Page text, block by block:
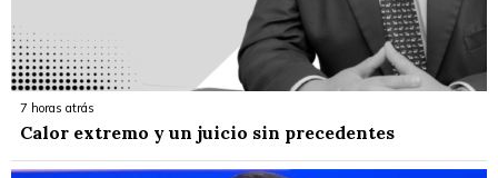
7 horas atrás
Calor extremo y un juicio sin precedentes